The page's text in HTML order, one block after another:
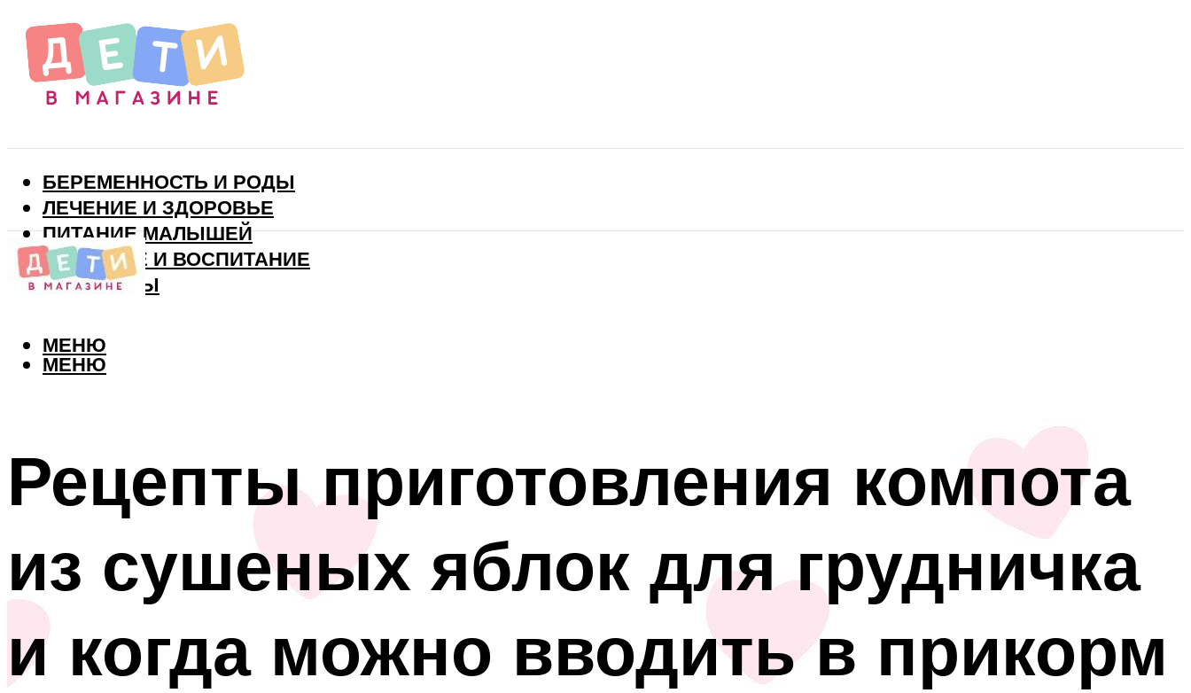
БЕРЕМЕННОСТЬ И РОДЫ
ЛЕЧЕНИЕ И ЗДОРОВЬЕ
ПИТАНИЕ МАЛЫШЕЙ
РАЗВИТИЕ И ВОСПИТАНИЕ
ВИТАМИНЫ
МЕНЮ
МЕНЮ
Рецепты приготовления компота
из сушеных яблок для грудничка
и когда можно вводить в прикорм